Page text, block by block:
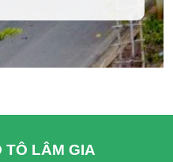
TÔ LÂM GIA